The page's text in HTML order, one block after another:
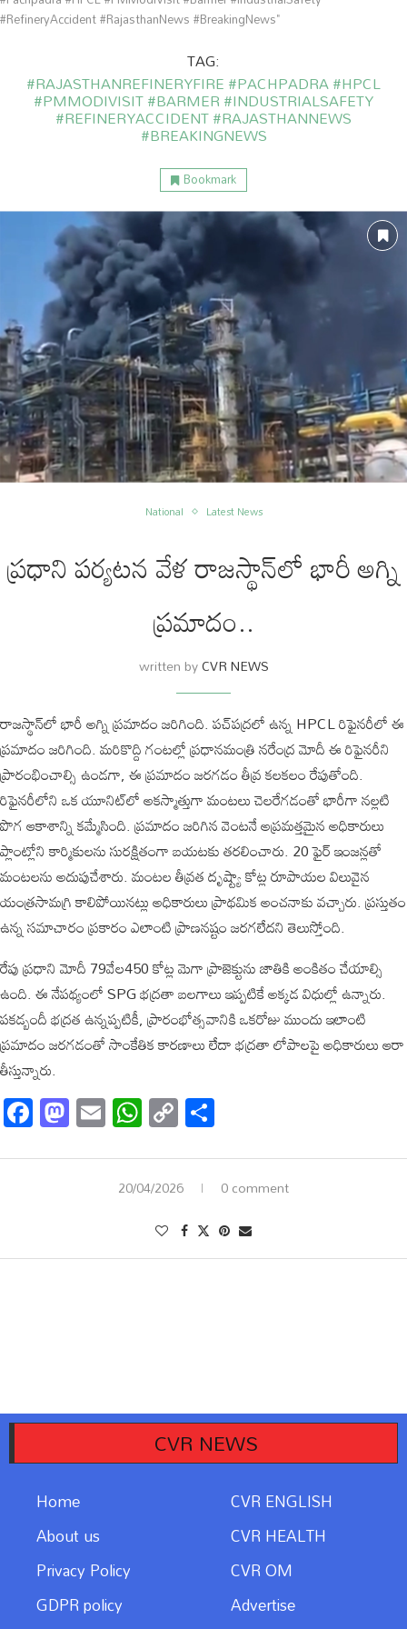
#RefineryAccident #RajasthanNews #BreakingNews"
TAG:
#RAJASTHANREFINERYFIRE #PACHPADRA #HPCL
#PMMODIVISIT #BARMER #INDUSTRIALSAFETY
#REFINERYACCIDENT #RAJASTHANNEWS
#BREAKINGNEWS
Bookmark
National Latest News
ప్రధాని పర్యటన వేళ రాజస్థాన్‌లో భారీ అగ్ని
ప్రమాదం..
written byCVR NEWS
రాజస్థాన్‌లో భారీ అగ్ని ప్రమాదం జరిగింది. పచ్‌పద్రలో ఉన్న HPCL రిఫైనరీలో ఈ
ప్రమాదం జరిగింది. మరికొద్ది గంటల్లో ప్రధానమంత్రి నరేంద్ర మోదీ ఈ రిఫైనరీని
ప్రారంభించాల్సి ఉండగా, ఈ ప్రమాదం జరగడం తీవ్ర కలకలం రేపుతోంది.
రిఫైనరీలోని ఒక యూనిట్‌లో అకస్మాత్తుగా మంటలు చెలరేగడంతో భారీగా నల్లటి
పొగ ఆకాశాన్ని కమ్మేసింది. ప్రమాదం జరిగిన వెంటనే అప్రమత్తమైన అధికారులు
ప్లాంట్లోని కార్మికులను సురక్షితంగా బయటకు తరలించారు. 20 ఫైర్ ఇంజన్లతో
మంటలను అదుపుచేశారు. మంటల తీవ్రత దృష్ట్యా కోట్ల రూపాయల విలువైన
యంత్రసామగ్రి కాలిపోయినట్లు అధికారులు ప్రాథమిక అంచనాకు వచ్చారు. ప్రస్తుతం
ఉన్న సమాచారం ప్రకారం ఎలాంటి ప్రాణనష్టం జరగలేదని తెలుస్తోంది.
రేపు ప్రధాని మోదీ 79వేల450 కోట్ల మెగా ప్రాజెక్టును జాతికి అంకితం చేయాల్సి
ఉంది. ఈ నేపథ్యంలో SPG భద్రతా బలగాలు ఇప్పటికే అక్కడ విధుల్లో ఉన్నారు.
పకడ్బందీ భద్రత ఉన్నప్పటికీ, ప్రారంభోత్సవానికి ఒకరోజు ముందు ఇలాంటి
ప్రమాదం జరగడంతో సాంకేతిక కారణాలు లేదా భద్రతా లోపాలపై అధికారులు ఆరా
తీస్తున్నారు.
Facebook
Mastodon
EmailWhatsApp
Copy
Link
20/04/2026 0 comment
CVR NEWS
Home
CVR ENGLISH
About us
CVR HEALTH
Privacy Policy
CVR OM
GDPR policy
Advertise
అంతర్జాతీయం